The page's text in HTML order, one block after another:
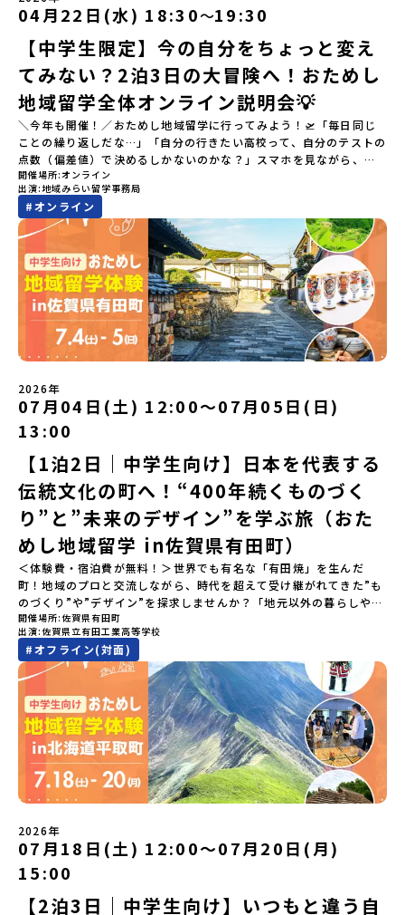
04月22日(水) 18:30〜19:30
【中学生限定】今の自分をちょっと変え
てみない？2泊3日の大冒険へ！おためし
地域留学全体オンライン説明会💡
＼今年も開催！／おためし地域留学に行ってみよう！🛫「毎日同じ
ことの繰り返しだな…」「自分の行きたい高校って、自分のテストの
点数（偏差値）で決めるしかないのかな？」スマホを見ながら、進
路にモヤモヤしているそこのあなたへ！👀テストの点数ではなく、
あなたの「ワクワク（＝自分軸）」で進路を選ぶ。そんな新しい選
択肢が、「地域みらい留学」です。「でも、いきなり知らない土地
の高校に進学するなんて不安…」そんな人のために、2泊3日で気軽
にプチ体験できる【おためし地域留学】の魅力を凝縮したオンライ
ン説明会のアーカイブ（録画）を公開中です！✨＼🔥ここがすごい！
🔥／おためし地域留学 3つのワクワク🔥🔥 ①スマホじゃわからない
「圧倒的な感動」！教科書を読むだけじゃわからない、その地域な
らではの大自然や歴史を「五感」でフル体験！カヌーに乗ったり、
伝統文化に触れたり、本物の冒険が待っています！🔥 ②「初めまし
て」が「一生の友達」に変わる！全国から「新しいことに挑戦した
い！」「今の自分を変えたい！」と思っている同世代の中学生が大
集合！地元の高校生と一緒にご飯を食べて語り合えば、たった数日
で最高の仲間になる！🔥 ③宿泊費・体験費はなんと【無料】！親元
を離れる初めての一人旅でも大丈夫。頼れるスタッフがしっかりサ
ポートするので安心・安全です！ーーーーーーーーーーーーーーー
ーーーーーーーーー📺 全体オンライン説明会（アーカイブ配信）
2026年4月22日に開催された説明会の録画をご覧いただけます。こ
の動画を見れば、あなたの「なんとなく不安」が「絶対に行ってみ
たい！」に変わるはず💡お家からリラックスして視聴してみてくだ
さいね😊▶︎全体説明会のアーカイブはこちら（アーカイブを視聴す
る）YouTube：https://youtu.be/Yt8nd04aNgA?
si=e5erbspvwz5O8_uF【アーカイブ内容】・おためし地域留学の
魅力・メリット・2026年度、日本全国20以上の対象地域について・
安心のサポート体制・質疑応答※各地域の詳細なプログラムは、以
下の【STEP2】個別説明会にて紹介しています。ーーーーーーーー
ーーーーーーーーーーーーーーーー💡疑問も不安もワクワクに変え
る！2つのステップ知りたいことに合わせて、2つの説明会をご活用
ください！【STEP1】全体オンライン説明会の視聴（☆上の動画で
いつでも視聴可能です） 〜まずは「おためし地域留学」を知りたい
方へ〜プログラムの全体像や魅力、サポート体制について解説しま
す。 【STEP2】個別プログラム説明会（☆順次ページを公開しま
す）〜「地域別のプログラム」を具体的に知りたい方へ〜 「現地で
は何をするの？」という疑問にお答えする説明会です。その場所な
らではのプログラムをたっぷりお伝えします！🚩現在公開中の個別
説明会はこちらから（順次公開予定）【5/7(木)】北海道平取町
【5/8(金)】熊本県芦北町▼おためし地域留学の情報▼おためし地域
体験」のプログラム開催情報を公式LINEにて配信中！ぜひご登録く
ださい♪気になることや不安な点は、LINEから気軽にご相談くださ
い。👉 【LINE登録はこちら】
開催場所 オンライン
出演 地域みらい留学事務局
#オンライン
2026年
07月04日(土) 12:00〜07月05日(日)
13:00
【1泊2日｜中学生向け】日本を代表する
伝統文化の町へ！“400年続くものづく
り”と”未来のデザイン”を学ぶ旅（おた
めし地域留学 in佐賀県有田町）
＜体験費・宿泊費が無料！＞世界でも有名な「有田焼」を生んだ
町！地域のプロと交流しながら、時代を超えて受け継がれてきた”も
のづくり”や”デザイン”を探求しませんか？「地元以外の暮らしや文
化が気になる。いつか留学してみたい！」「豊かな自然と伝統文
化、町並みに興味がある！」「ものづくりやきれいなデザインが好
き！」そんな中学生のみなさんにおすすめ！「おためし地域留学体
験」は、日本全国約200の高校と連携し、地域の枠を超えて学校生活
を送る「地域みらい留学」をプチ体験できるプログラムです。はじ
めてのひとり旅でも安心！現地でもスタッフがしっかりとサポート
いたします。今回のフィールドは「佐賀県有田町（ありたちょ
う）」佐賀県の西部にある有田町は、江戸時代から400年以上続く
「窯業（ようぎょう）」の町。 窯（かま）で粘土を焼いてつくるも
のづくりが、この町の文化として今も受け継がれています。世界で
も知られる「有田焼」は、この窯業の中から生まれました。長い歴
史の中で積み重ねられてきた技術や工夫、そして“つくる人の想
い”が、この町には残っています。また、文化施設が「日本遺産」や
「日本の20世紀遺産」に認定されるなど日本を代表する伝統工芸の
町です。さらに、有田町には「日本の棚田百選」に選ばれた「岳の
棚田（たなだ）」や「名水百選」や「水源の森百選」に選ばれた
「竜門峡（りゅうもんきょう）」など、思わず立ち止まりたくなる
ような自然も広がり、歴史・文化・自然が重なり合う、“本物”に出
開催場所 佐賀県有田町
出演 佐賀県立有田工業高等学校
#オフライン(対面)
2026年
07月18日(土) 12:00〜07月20日(月)
15:00
【2泊3日｜中学生向け】いつもと違う自